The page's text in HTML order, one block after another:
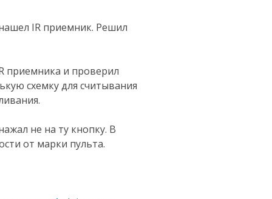
IR приемник. Решил
приемника и проверил
схемку для считывания
не на ту кнопку. В
от марки пульта.